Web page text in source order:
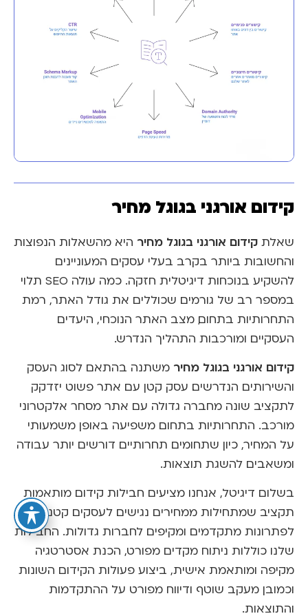
קידום אורגני בגוגל מחיר
שאלת קידום אורגני בגוגל מחיר היא מהשאלות הנפוצות
והחשובות ביותר בקרב בעלי עסקים המעוניינים
להשקיע בנוכחות דיגיטלית חזקה. כמה עולה SEO תלוי
במספר רב של גורמים שכוללים את גודל האתר, רמת
התחרותיות בתחום, מצב האתר הנוכחי, היעדים
העסקיים ומורכבות התהליך הנדרש.
קידום אורגני בגוגל מחיר משתנה בהתאם לסוג העסק
והשירותים הנדרשים. עסק קטן עם אתר פשוט יזדקק
לתקציב שונה מחברה גדולה עם אתר מסחר אלקטרוני
מורכב. התחרותיות בתחום משפיעה באופן משמעותי
על המחיר, כיון שתחומים תחרותיים דורשים יותר עבודה
ומשאבים להשגת תוצאות.
בשלום דיגיטל, אנחנו מציעים חבילות קידום מותאמות
תקציב שמתחילות ממחירים נגישים לעסקים קטנים ועד
לפתרונות מתקדמים ומקיפים לחברות גדולות. החבילות
שלנו כוללות ניתוח מקדים מפורט, הכנת אסטרטגיה
מקיפה ומותאמת אישית, ביצוע פעולות הקידום השונות
וכמובן מעקב שוטף ודיווח מפורט על ההתקדמות
והתוצאות.